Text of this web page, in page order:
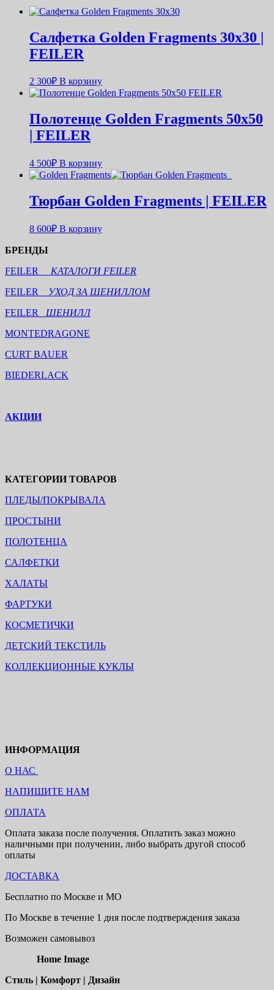
Салфетка Golden Fragments 30х30 |
FEILER
2 300₽ В корзину
Полотенце Golden Fragments 50х50
| FEILER
4 500₽ В корзину
Тюрбан Golden Fragments | FEILER
8 600₽ В корзину
БРЕНДЫ
FEILER КАТАЛОГИ FEILER
FEILER
УХОД ЗА ШЕНИЛЛОМ
FEILER ШЕНИЛЛ
MONTEDRAGONE
CURT BAUER
BIEDERLACK
АКЦИИ
КАТЕГОРИИ ТОВАРОВ
ПЛЕДЫ/ПОКРЫВАЛА
ПРОСТЫНИ
ПОЛОТЕНЦА
САЛФЕТКИ
ХАЛАТЫ
ФАРТУКИ
КОСМЕТИЧКИ
ДЕТСКИЙ ТЕКСТИЛЬ
КОЛЛЕКЦИОННЫЕ КУКЛЫ
ИНФОРМАЦИЯ
О НАС
НАПИШИТЕ НАМ
ОПЛАТА
Оплата заказа после получения. Оплатить заказ можно
наличными при получении, либо выбрать другой способ
оплаты
ДОСТАВКА
Бесплатно по Москве и МО
По Москве в течение 1 дня после подтверждения заказа
Возможен самовывоз
Home Image
Стиль | Комфорт | Дизайн